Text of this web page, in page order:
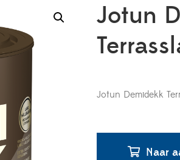
Jotun
Jotun Demidekk
Naar